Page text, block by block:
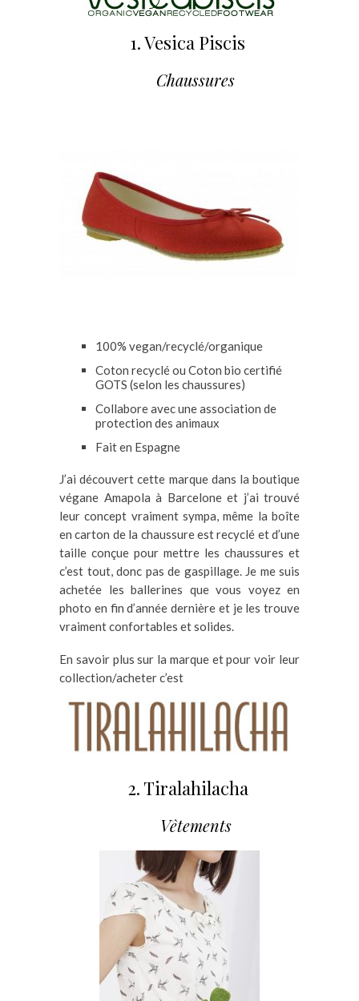
1. Vesica Piscis
Chaussures
100% vegan/recyclé/organique
Coton recyclé ou Coton bio certifié
GOTS (selon les chaussures)
Collabore avec une association de
protection des animaux
Fait en Espagne
J’ai découvert cette marque dans la boutique
végane Amapola à Barcelone et j’ai trouvé
leur concept vraiment sympa, même la boîte
en carton de la chaussure est recyclé et d’une
taille conçue pour mettre les chaussures et
c’est tout, donc pas de gaspillage. Je me suis
achetée les ballerines que vous voyez en
photo en fin d’année dernière et je les trouve
vraiment confortables et solides.
En savoir plus sur la marque et pour voir leur
collection/acheter c’est
2. Tiralahilacha
Vêtements